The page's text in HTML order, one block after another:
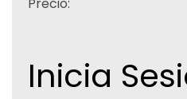
Inicia